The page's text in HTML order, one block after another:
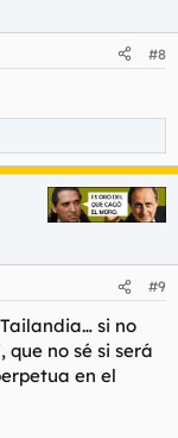
#8
#9
si no
no sé si será
en el